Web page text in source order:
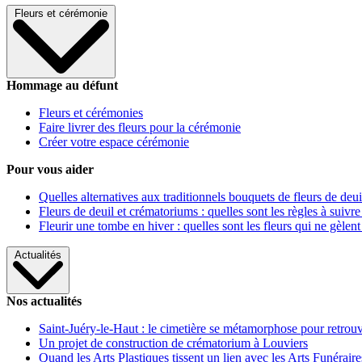
Fleurs et cérémonie
Hommage au défunt
Fleurs et cérémonies
Faire livrer des fleurs pour la cérémonie
Créer votre espace cérémonie
Pour vous aider
Quelles alternatives aux traditionnels bouquets de fleurs de
Fleurs de deuil et crématoriums : quelles sont les règles à
Fleurir une tombe en hiver : quelles sont les fleurs qui ne gèlent
Actualités
Nos actualités
Saint-Juéry-le-Haut : le cimetière se métamorphose pour
Un projet de construction de crématorium à Louviers
Quand les Arts Plastiques tissent un lien avec les Arts